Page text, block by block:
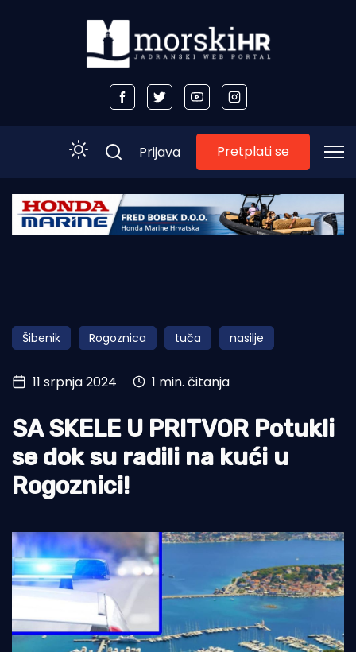
Početna
Obala
Otoci
Turizam i nautika
Pomorstvo
Ribolov
Ekologija
Prijava Pretplati se
Šibenik Rogoznica tuča nasilje
11 srpnja 2024 1 min. čitanja
SA SKELE U PRITVOR Potukli
se dok su radili na kući u
Rogoznici!